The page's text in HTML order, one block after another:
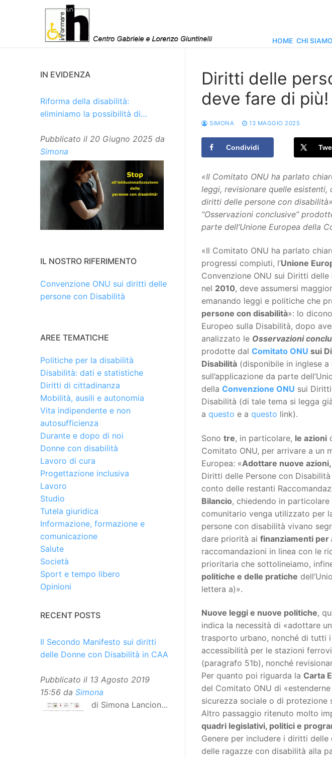
HOME CHI SIAMO
Diritti delle
deve fare di più!
SIMONA 13 MAGGIO 2025
Condividi
«Il Comitato ONU ha parlato
leggi, revisionare quelle
diritti delle persone con
“Osservazioni conclusive”
parte dell’Unione Europea della
«Il Comitato ONU ha parlato
progressi compiuti, l’Unione
Convenzione ONU sui Diritti
nel 2010, deve assumersi
emanando leggi e politiche che
persone con disabilità»: lo
Europeo sulla Disabilità, dopo
analizzato le Osservazioni
prodotte dal Comitato ONU sui
Disabilità (disponibile in inglese a
sull’applicazione da parte
della Convenzione ONU sui
Disabilità (di tale tema si legga
a questo e a questo link).
Sono tre, in particolare, le azioni
Comitato ONU, per arrivare a un
Europea: «Adottare nuove
Diritti delle Persone con
conto delle restanti
Bilancio, chiedendo in
comunitario venga utilizzato per
persone con disabilità vivano
dare priorità ai finanziamenti per
raccomandazioni in linea con le
prioritaria che sottolineiamo,
politiche e delle pratiche
lettera a)».
Nuove leggi e nuove politiche,
indica la necessità di «adottare
trasporto urbano, nonché di tutti
accessibilità per le stazioni
(paragrafo 51b), nonché
Per quanto poi riguarda la Carta
del Comitato ONU di
sicurezza sociale o di protezione
Altro passaggio ritenuto molto
quadri legislativi, politici e
Genere per includere i diritti
delle ragazze con disabilità alla
IN EVIDENZA
Riforma della disabilità:
eliminiamo la possibilità di
Pubblicato il 20 Giugno 2025 da
Simona
IL NOSTRO RIFERIMENTO
Convenzione ONU sui diritti delle
persone con Disabilità
AREE TEMATICHE
Politiche per la disabilità
Disabilità: dati e statistiche
Diritti di cittadinanza
Mobilità, ausili e autonomia
Vita indipendente e non
autosufficienza
Durante e dopo di noi
Donne con disabilità
Lavoro di cura
Progettazione inclusiva
Lavoro
Studio
Tutela giuridica
Informazione, formazione e
comunicazione
Salute
Società
Sport e tempo libero
Opinioni
RECENT POSTS
Il Secondo Manifesto sui diritti
delle Donne con Disabilità in CAA
Pubblicato il 13 Agosto 2019
15:56 da Simona
di Simona Lancioni,